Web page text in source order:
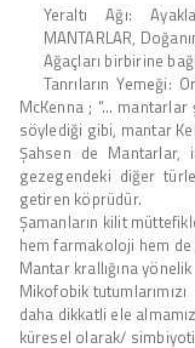
Yeraltı Ağı:
MANTARLAR,
Ağaçları birbirine
Tanrıların Yemeği:
McKenna ; “… mantarlar
söylediği gibi, mantar
Şahsen de Mantarlar,
gezegendeki diğer
getiren köprüdür.
Şamanların kilit
hem farmakoloji hem de
Mantar krallığına yönelik
Mikofobik tutumlarımızı
daha dikkatli ele
küresel olarak/